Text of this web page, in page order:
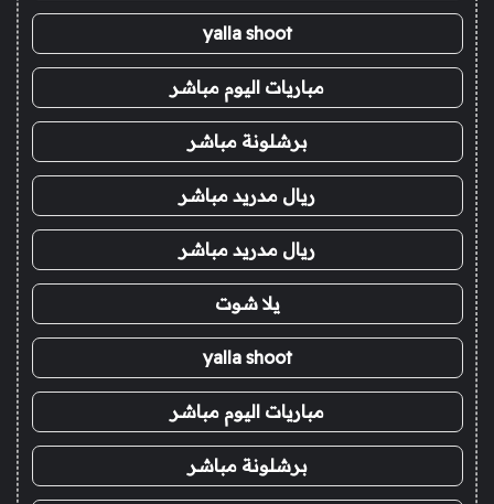
yalla shoot
مباريات اليوم مباشر
برشلونة مباشر
ريال مدريد مباشر
ريال مدريد مباشر
يلا شوت
yalla shoot
مباريات اليوم مباشر
برشلونة مباشر